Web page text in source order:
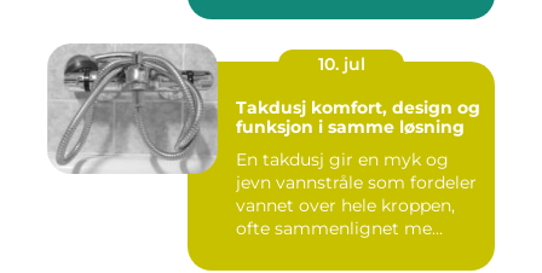
10. jul
Takdusj komfort, design og
funksjon i samme løsning
En takdusj gir en myk og
jevn vannstråle som fordeler
vannet over hele kroppen,
ofte sammenlignet me...